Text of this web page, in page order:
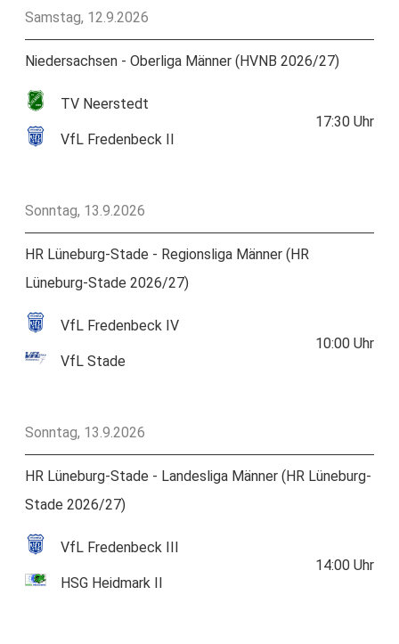
Samstag, 12.9.2026
Niedersachsen - Oberliga Männer (HVNB 2026/27)
TV Neerstedt
VfL Fredenbeck II
17:30 Uhr
Sonntag, 13.9.2026
HR Lüneburg-Stade - Regionsliga Männer (HR
Lüneburg-Stade 2026/27)
VfL Fredenbeck IV
VfL Stade
10:00 Uhr
Sonntag, 13.9.2026
HR Lüneburg-Stade - Landesliga Männer (HR Lüneburg-
Stade 2026/27)
VfL Fredenbeck III
HSG Heidmark II
14:00 Uhr